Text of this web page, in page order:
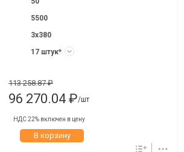
5500
3х380
17 штук*
113 258.87 ₽
96 270.04 ₽/шт
НДС 22% включен в цену
В корзину